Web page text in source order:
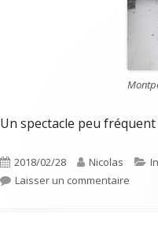
Un spectacle peu fréquent
Publié
le
2018/02/28 Auteur
Nicolas
Laisser un commentaire